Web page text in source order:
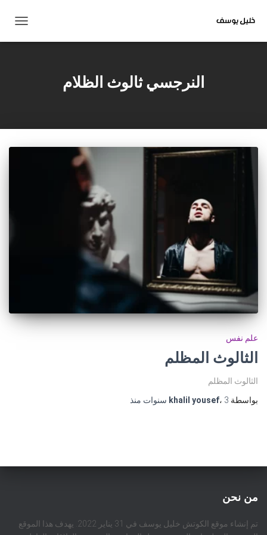
التنقل
النرجسي ثالوث الظلام
علم نفس
الثالوث المظلم
الثالوث المظلم
بواسطة
khalil yousef، 3 سنوات منذ
من نحن
تم إنشاء موقع الكوتش خليل يوسف في 31 يناير 2022. يهدف هذا الموقع